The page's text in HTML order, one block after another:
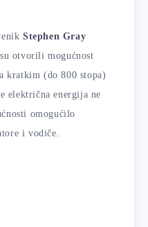
Stephen Gray
otvorili mogućnost
kratkim (do 800 stopa)
električna energija ne
omogućilo
i vodiče.